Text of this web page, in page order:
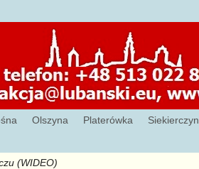
Olszyna Platerówka Siekierczyn
(WIDEO)